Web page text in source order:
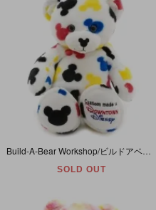
Build-A-Bear Workshop/ビルドアベアワークショップ・ぬいぐるみ・クマ・DOWNTOWN Disney/ダウンタウンディズニー・ミッキーマウス柄・約40cm
SOLD OUT